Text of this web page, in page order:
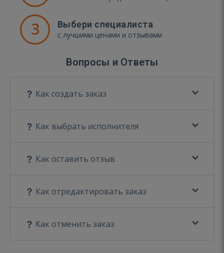
3 Выбери специалиста
с лучшими ценами и отзывами
Вопросы и Ответы
Как создать заказ
Как выбрать исполнителя
Как оставить отзыв
Как отредактировать заказ
Как отменить заказ